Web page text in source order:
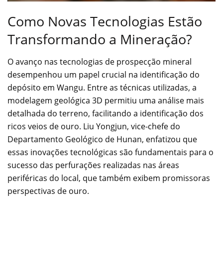
Como Novas Tecnologias Estão
Transformando a Mineração?
O avanço nas tecnologias de prospecção mineral
desempenhou um papel crucial na identificação do
depósito em Wangu. Entre as técnicas utilizadas, a
modelagem geológica 3D permitiu uma análise mais
detalhada do terreno, facilitando a identificação dos
ricos veios de ouro. Liu Yongjun, vice-chefe do
Departamento Geológico de Hunan, enfatizou que
essas inovações tecnológicas são fundamentais para o
sucesso das perfurações realizadas nas áreas
periféricas do local, que também exibem promissoras
perspectivas de ouro.